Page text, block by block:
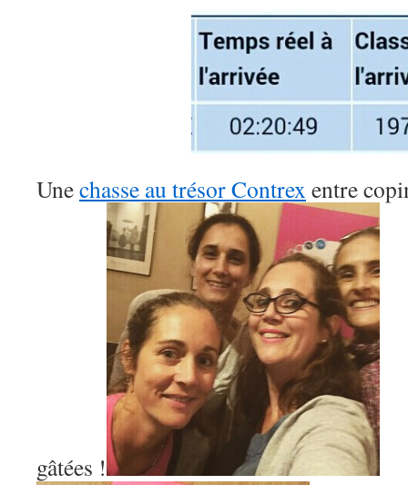
Unechasse au trésor Contrex entre
gâtées !